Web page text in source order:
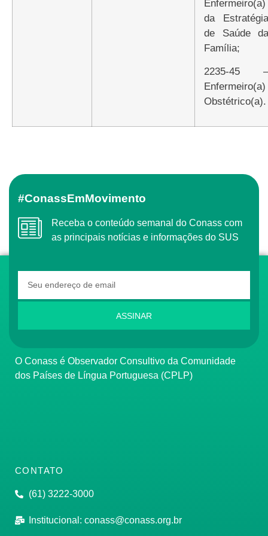
Enfermeiro(a)
da Estratégia
de Saúde da
Família;
2235-45 –
Enfermeiro(a)
Obstétrico(a).
#ConassEmMovimento
Receba o conteúdo semanal do Conass com
as principais notícias e informações do SUS
ASSINAR
O Conass é Observador Consultivo da Comunidade
dos Países de Língua Portuguesa (CPLP)
CONTATO
(61) 3222-3000
Institucional: conass@conass.org.br